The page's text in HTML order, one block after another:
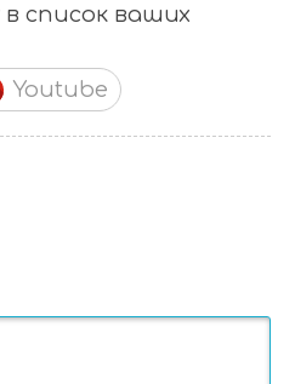
список ваших
Youtube